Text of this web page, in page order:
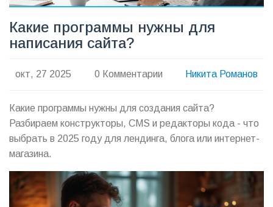
Какие программы нужны для
написания сайта?
окт, 27 2025 0 Комментарии Никита Романов
Какие программы нужны для создания сайта?
Разбираем конструкторы, CMS и редакторы кода - что
выбрать в 2025 году для лендинга, блога или интернет-
магазина.